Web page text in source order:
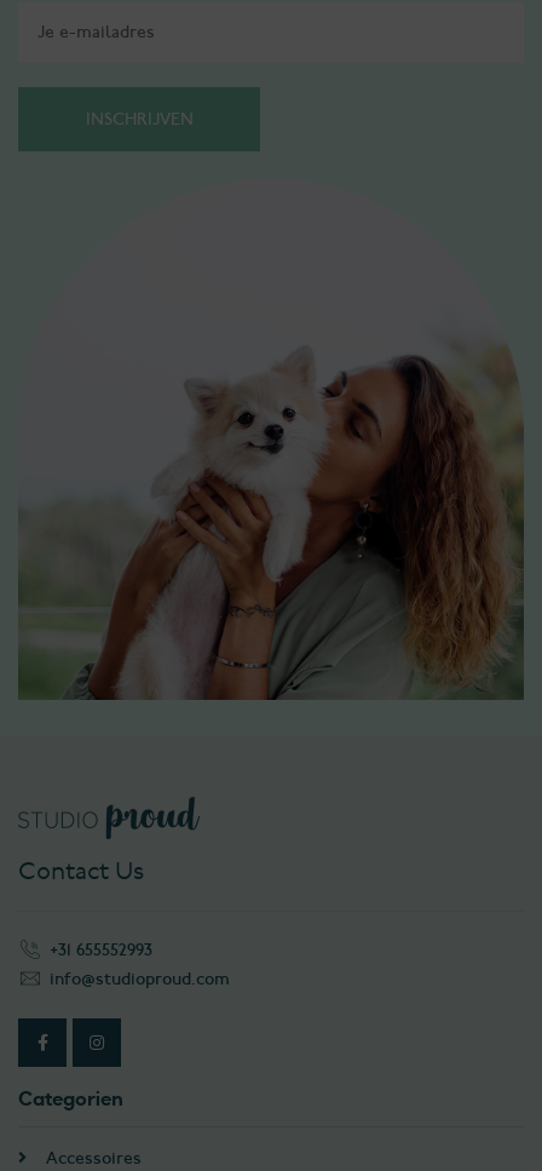
Contact Us
+31 655552993
info@studioproud.com
Categorien
Accessoires